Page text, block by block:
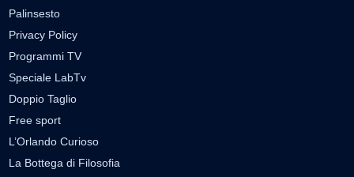
Palinsesto
Privacy Policy
Programmi TV
Speciale LabTv
Doppio Taglio
Free sport
L’Orlando Curioso
La Bottega di Filosofia